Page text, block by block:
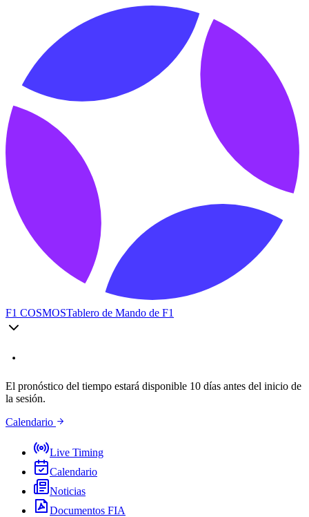
F1 COSMOSTablero de Mando de F1
El pronóstico del tiempo estará disponible 10 días antes del inicio de
la sesión.
Calendario
Live Timing
Calendario
Noticias
Documentos FIA